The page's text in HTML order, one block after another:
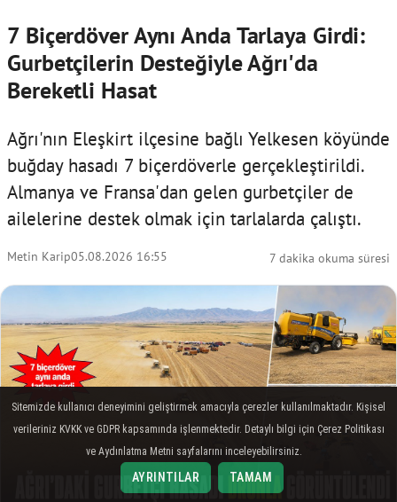
7 Biçerdöver Aynı Anda Tarlaya Girdi:
Gurbetçilerin Desteğiyle Ağrı'da
Bereketli Hasat
Ağrı'nın Eleşkirt ilçesine bağlı Yelkesen köyünde
buğday hasadı 7 biçerdöverle gerçekleştirildi.
Almanya ve Fransa'dan gelen gurbetçiler de
ailelerine destek olmak için tarlalarda çalıştı.
Metin Karip05.08.2026 16:55 7 dakika okuma süresi
Sitemizde kullanıcı deneyimini geliştirmek amacıyla çerezler kullanılmaktadır. Kişisel
verileriniz KVKK ve GDPR kapsamında işlenmektedir. Detaylı bilgi için Çerez Politikası
ve Aydınlatma Metni sayfalarını inceleyebilirsiniz.
AYRINTILAR TAMAM